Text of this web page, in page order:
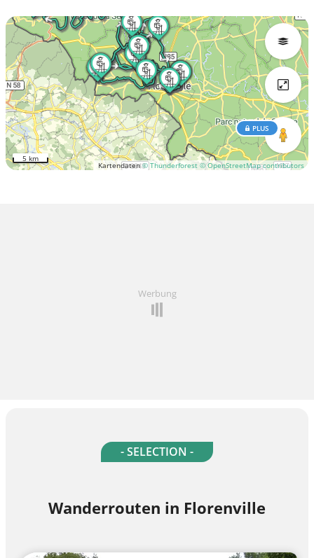
Kartendaten© Thunderforest © OpenStreetMap contributors
PLUS
5 km
Werbung
- SELECTION -
Wanderrouten in Florenville